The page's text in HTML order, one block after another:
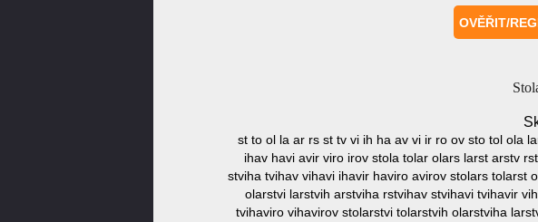
st to ol la ar rs st tv vi ih ha av vi ir ro ov sto tol ola
ihav havi avir viro irov stola tolar olars larst arstv
stviha tvihav vihavi ihavir haviro avirov stolars tolarst
olarstvi larstvih arstviha rstvihav stvihavi tvihavir
tvihaviro vihavirov stolarstvi tolarstvih olarstviha